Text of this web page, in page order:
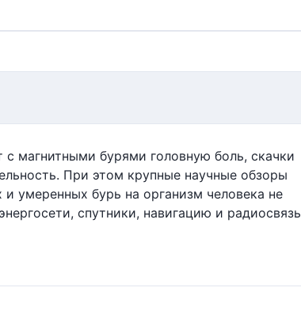
магнитными бурями головную боль, скачки
При этом крупные научные обзоры
умеренных бурь на организм человека не
спутники, навигацию и радиосвязь